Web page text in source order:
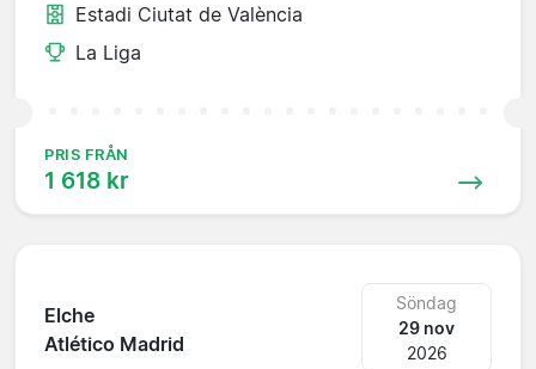
Estadi Ciutat de València
La Liga
PRIS FRÅN
1 618 kr
Elche
Atlético Madrid
Söndag
29 nov
2026